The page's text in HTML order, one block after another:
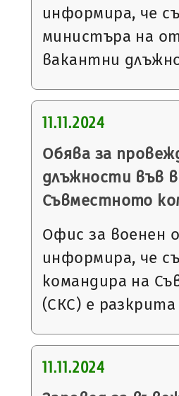
информира, че
министъра на
вакантни
11.11.2024
Обява за
длъжности във
Съвместното
Офис за военен
информира, че
командира на
(СКС) е
11.11.2024